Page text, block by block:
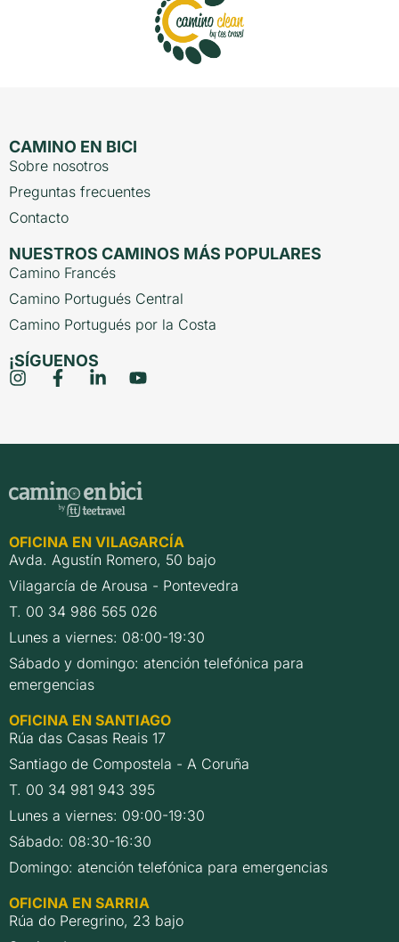
CAMINO EN BICI
Sobre nosotros
Preguntas frecuentes
Contacto
NUESTROS CAMINOS MÁS POPULARES
Camino Francés
Camino Portugués Central
Camino Portugués por la Costa
¡SÍGUENOS
OFICINA EN VILAGARCÍA
Avda. Agustín Romero, 50 bajo
Vilagarcía de Arousa - Pontevedra
T. 00 34 986 565 026
Lunes a viernes: 08:00-19:30
Sábado y domingo: atención telefónica para
emergencias
OFICINA EN SANTIAGO
Rúa das Casas Reais 17
Santiago de Compostela - A Coruña
T. 00 34 981 943 395
Lunes a viernes: 09:00-19:30
Sábado: 08:30-16:30
Domingo: atención telefónica para emergencias
OFICINA EN SARRIA
Rúa do Peregrino, 23 bajo